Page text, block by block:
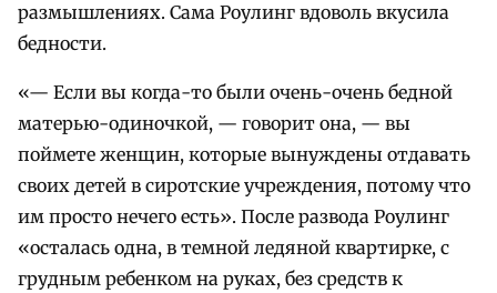
размышлениях. Сама Роулинг вдоволь вкусила
бедности.
«— Если вы когда-то были очень-очень бедной
матерью-одиночкой, — говорит она, — вы
поймете женщин, которые вынуждены отдавать
своих детей в сиротские учреждения, потому что
им просто нечего есть». После развода Роулинг
«осталась одна, в темной ледяной квартирке, с
грудным ребенком на руках, без средств к